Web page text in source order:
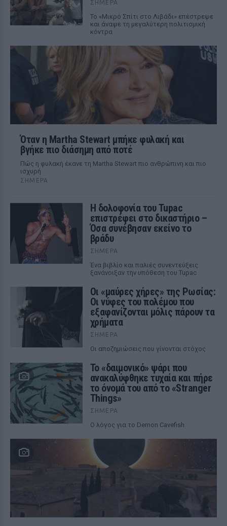
ΣΉΜΕΡΑ
Το «Μικρό Σπίτι στο Λιβάδι» επέστρεψε
και άναψε τη μεγαλύτερη πολιτισμική
κόντρα
Όταν η Martha Stewart μπήκε φυλακή και
βγήκε πιο διάσημη από ποτέ
Πώς η φυλακή έκανε τη Martha Stewart πιο ανθρώπινη και πιο
ισχυρή
ΣΉΜΕΡΑ
Η δολοφονία του Tupac
επιστρέφει στο δικαστήριο –
Όσα συνέβησαν εκείνο το
βράδυ
ΣΉΜΕΡΑ
Ένα βιβλίο και παλιές συνεντεύξεις
ξανάνοιξαν την υπόθεση του Tupac
Οι «μαύρες χήρες» της Ρωσίας:
Οι νύφες του πολέμου που
εξαφανίζονται μόλις πάρουν τα
χρήματα
ΣΉΜΕΡΑ
Οι αποζημιώσεις που γίνονται στόχος
Το «δαιμονικό» ψάρι που
ανακαλύφθηκε τυχαία και πήρε
το όνομά του από το «Stranger
Things»
ΣΉΜΕΡΑ
Ο λόγος για το Demon Cavefish